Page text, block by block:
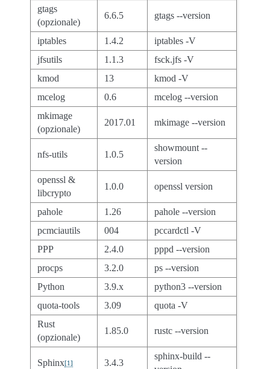
gtags
(opzionale)
6.6.5 gtags --version
iptables 1.4.2
iptables -V
jfsutils
1.1.3
fsck.jfs -V
kmod
13
kmod -V
mcelog
0.6
mcelog --version
mkimage
(opzionale)
2017.01 mkimage --version
nfs-utils 1.0.5
showmount --
version
openssl &
libcrypto
1.0.0 openssl version
pahole 1.26
pahole --version
pcmciautils
004
pccardctl -V
PPP
2.4.0
pppd --version
procps
3.2.0
ps --version
Python
3.9.x
python3 --version
quota-tools
3.09
quota -V
Rust
(opzionale)
1.85.0 rustc --version
Sphinx[1] 3.4.3
sphinx-build --